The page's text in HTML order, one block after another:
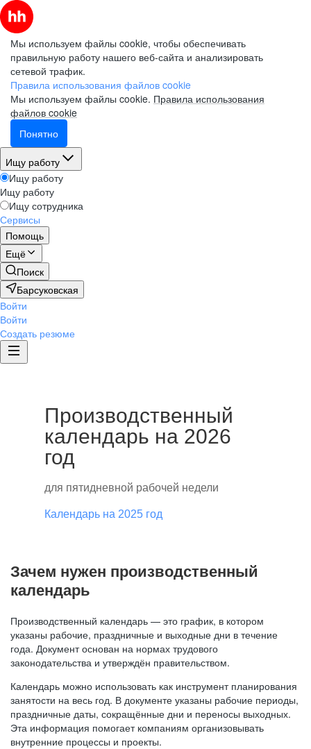
Мы используем файлы cookie, чтобы обеспечивать
правильную работу нашего веб-сайта и анализировать
сетевой трафик.
Правила использования файлов cookie
Мы используем файлы cookie. Правила использования
файлов cookie
Понятно
Ищу работу
Ищу работу
Ищу работу
Ищу сотрудника
Сервисы
Помощь
Ещё
Поиск
Барсуковская
Войти
Войти
Создать резюме
Производственный
календарь на 2026
год
для пятидневной рабочей недели
Календарь на 2025 год
Зачем нужен производственный
календарь
Производственный календарь — это график, в котором
указаны рабочие, праздничные и выходные дни в течение
года. Документ основан на нормах трудового
законодательства и утверждён правительством.
Календарь можно использовать как инструмент планирования
занятости на весь год. В документе указаны рабочие периоды,
праздничные даты, сокращённые дни и переносы выходных.
Эта информация помогает компаниям организовывать
внутренние процессы и проекты.